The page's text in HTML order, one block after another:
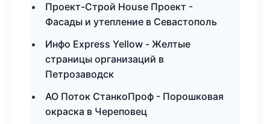
Проект-Строй House Проект -
Фасады и утепление в Севастополь
Инфо Express Yellow - Желтые
страницы организаций в
Петрозаводск
АО Поток СтанкоПроф - Порошковая
окраска в Череповец